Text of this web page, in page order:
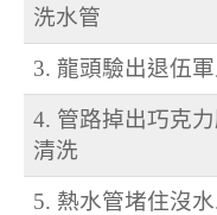
洗水管
3. 龍頭驗出退伍
4. 管路掉出巧克
清洗
5. 熱水管堵住沒